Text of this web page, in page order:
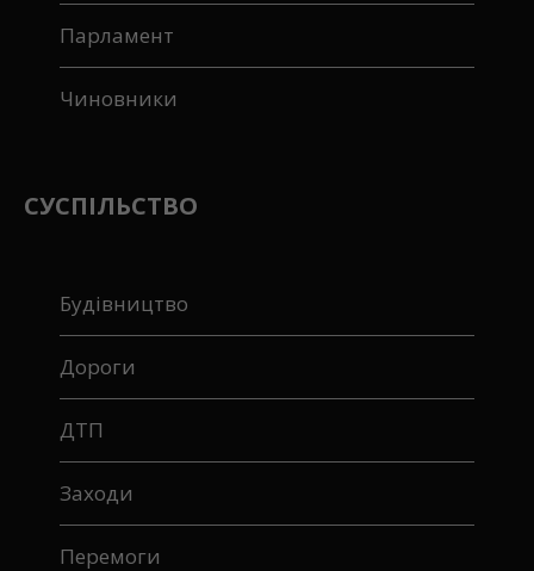
Парламент
Чиновники
СУСПІЛЬСТВО
Будівництво
Дороги
ДТП
Заходи
Перемоги